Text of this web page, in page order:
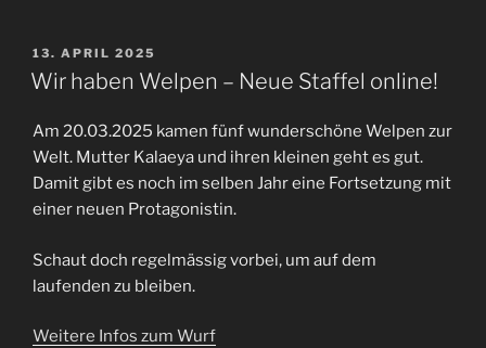
VERÖFFENTLICHT
AM
13. APRIL 2025
Wir haben Welpen – Neue Staffel online!
Am 20.03.2025 kamen fünf wunderschöne Welpen zur
Welt. Mutter Kalaeya und ihren kleinen geht es gut.
Damit gibt es noch im selben Jahr eine Fortsetzung mit
einer neuen Protagonistin.
Schaut doch regelmässig vorbei, um auf dem
laufenden zu bleiben.
Weitere Infos zum Wurf